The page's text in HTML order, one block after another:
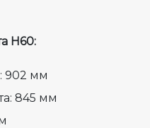
Н60:
902 мм
845 мм